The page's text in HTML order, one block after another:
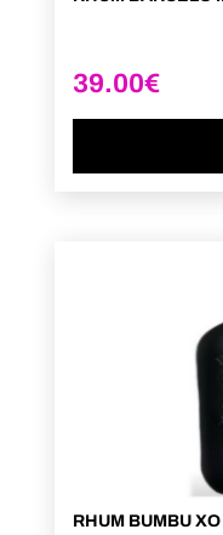
39.00€
RHUM BUMBU XO